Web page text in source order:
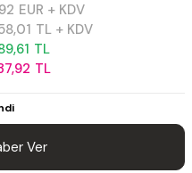
EUR + KDV
TL + KDV
TL
TL
Ver